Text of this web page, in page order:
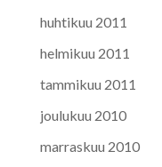
huhtikuu 2011
helmikuu 2011
tammikuu 2011
joulukuu 2010
marraskuu 2010